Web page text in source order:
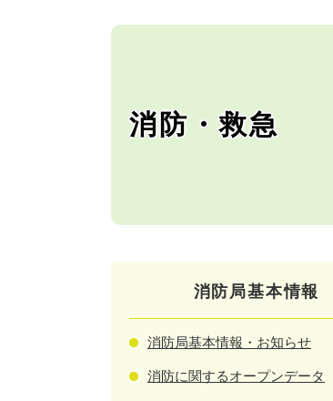
消防・救急
消防局基本情報
消防局基本情報・お知らせ
消防に関するオープンデータ